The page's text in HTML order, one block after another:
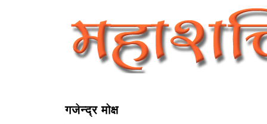
गजेन्द्र मोक्ष